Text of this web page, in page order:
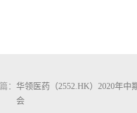
： 华领医药（2552.HK）2020年中
会